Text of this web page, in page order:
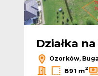
Działka
Ozorków,
891 m2